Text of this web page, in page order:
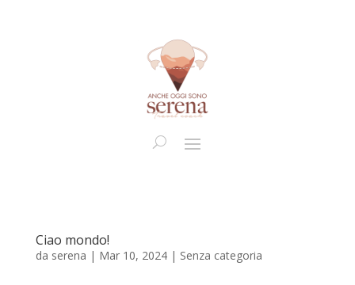
Ciao mondo!
da serena | Mar 10, 2024| Senza categoria